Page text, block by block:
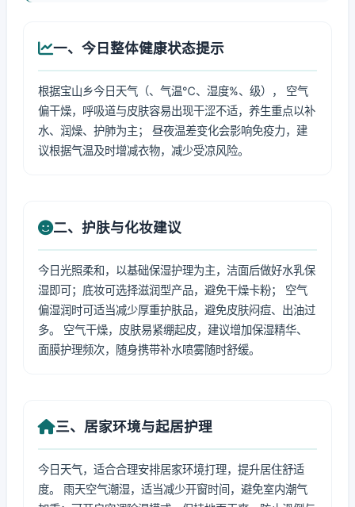
一、今日整体健康状态提示
根据宝山乡今日天气（、气温℃、湿度%、级）， 空气
偏干燥，呼吸道与皮肤容易出现干涩不适，养生重点以补
水、润燥、护肺为主； 昼夜温差变化会影响免疫力，建
议根据气温及时增减衣物，减少受凉风险。
二、护肤与化妆建议
今日光照柔和，以基础保湿护理为主，洁面后做好水乳保
湿即可；底妆可选择滋润型产品，避免干燥卡粉； 空气
偏湿润时可适当减少厚重护肤品，避免皮肤闷痘、出油过
多。 空气干燥，皮肤易紧绷起皮，建议增加保湿精华、
面膜护理频次，随身携带补水喷雾随时舒缓。
三、居家环境与起居护理
今日天气，适合合理安排居家环境打理，提升居住舒适
度。 雨天空气潮湿，适当减少开窗时间，避免室内潮气